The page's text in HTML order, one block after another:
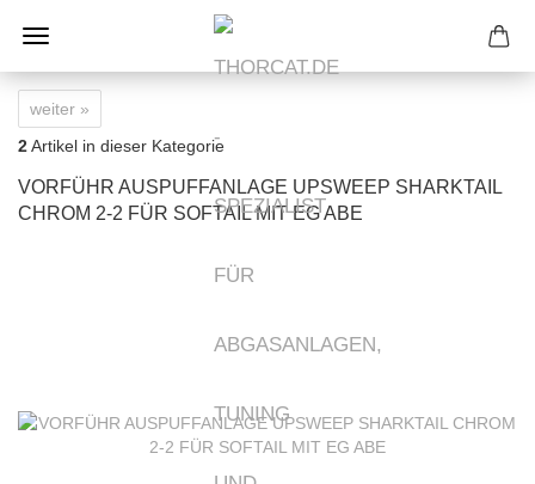
weiter »
2Artikel in dieser Kategorie
VORFÜHR AUSPUFFANLAGE UPSWEEP SHARKTAIL
CHROM 2-2 FÜR SOFTAIL MIT EG ABE